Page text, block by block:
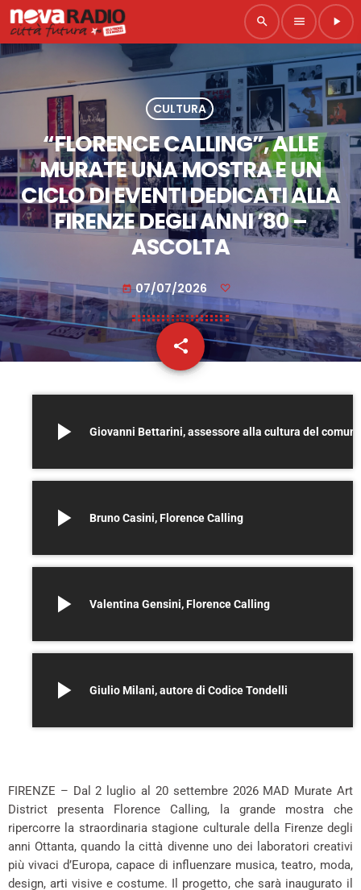
search menu play_arrow
CULTURA
“FLORENCE CALLING”, ALLE
MURATE UNA MOSTRA E UN
CICLO DI EVENTI DEDICATI ALLA
FIRENZE DEGLI ANNI ’80 –
ASCOLTA
today 07/07/2026
share
email
play_arrow
play_arrow Bruno Casini, Florence Calling
play_arrow Valentina Gensini, Florence Calling
play_arrow Giulio Milani, autore di Codice Tondelli
FIRENZE – Dal 2 luglio al 20 settembre 2026 MAD Murate Art
District presenta Florence Calling, la grande mostra che
ripercorre la straordinaria stagione culturale della Firenze degli
anni Ottanta, quando la città divenne uno dei laboratori creativi
più vivaci d’Europa, capace di influenzare musica, teatro, moda,
design, arti visive e costume. Il progetto, che sarà inaugurato il